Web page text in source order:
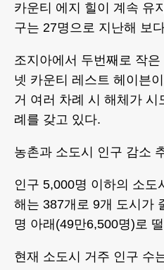
카운티 에지 힐이 계속 유
구는 27명으로 지난해 보
조지아에서 두번째로 작
넷 카운티 레스트 헤이븐
거 여러 차례 시 해체가
례를 갖고 있다.
농촌과 소도시 인구 감소
인구 5,000명 이하의 소도
해는 387개로 9개 도시가
명 아래(49만6,500명)로
현재 소도시 거주 인구 수